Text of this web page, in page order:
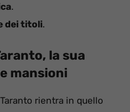
.
dei titoli.
la sua
mansioni
Taranto rientra in quello